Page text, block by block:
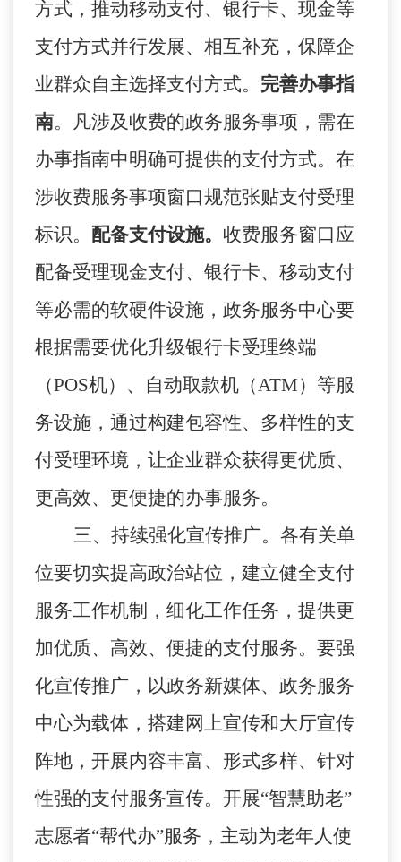
方式，推动移动支付、银行卡、现金等
支付方式并行发展、相互补充， 保障企
业群众自主选择支付方式。 完善办事指
南。凡涉及收费的政务服务事项，需在
办事指南中明确可提供的支付方式。在
涉收费服务事项窗口规范张贴支付受理
标识。 配备支付设施。 收费服务窗口应
配备受理现金支付、银行卡、移动支付
等必需的软硬件设施 ，政务服务中心要
根据需要优化升级银行卡受理终端
（POS机）、自动取款机（ATM）等服
务设施 ， 通过构建包容性、多样性的支
付受理环境，让企业群众获得更优质、
更高效、更便捷的办事服务。
三、 持续强化宣传推广。 各有关单
位要切实提高政治站位，建立健全支付
服务工作机制，细化工作任务，提供更
加优质、高效、便捷的支付服务。要强
化宣传推广，以政务新媒体、政务服务
中心为载体，搭建网上宣传和大厅宣传
阵地，开展内容丰富、形式多样、针对
性强的支付服务宣传。开展“智慧助老”
志愿者“帮代办”服务，主动为老年人使